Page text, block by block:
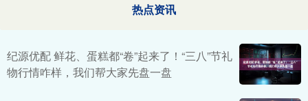
热点资讯
纪源优配 鲜花、蛋糕都“卷”起来了！“三八”节礼
物行情咋样，我们帮大家先盘一盘